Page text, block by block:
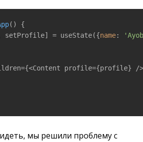
( ) {
= useState({name:
profile={profile}
мы решили проблему с